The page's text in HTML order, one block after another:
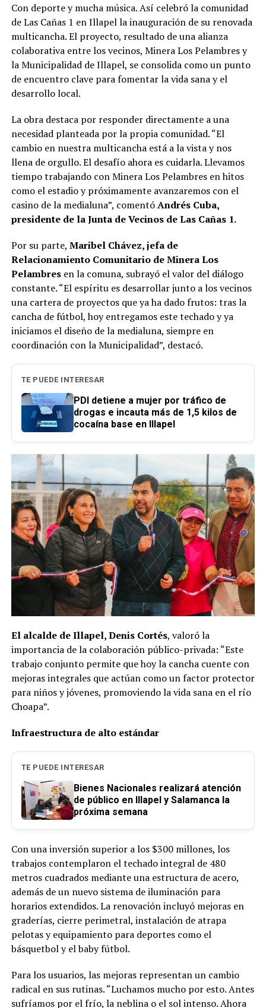
Con deporte y mucha música. Así celebró la comunidad
de Las Cañas 1 en Illapel la inauguración de su renovada
multicancha. El proyecto, resultado de una alianza
colaborativa entre los vecinos, Minera Los Pelambres y
la Municipalidad de Illapel, se consolida como un punto
de encuentro clave para fomentar la vida sana y el
desarrollo local.
La obra destaca por responder directamente a una
necesidad planteada por la propia comunidad. “El
cambio en nuestra multicancha está a la vista y nos
llena de orgullo. El desafío ahora es cuidarla. Llevamos
tiempo trabajando con Minera Los Pelambres en hitos
como el estadio y próximamente avanzaremos con el
casino de la medialuna”, comentóAndrés Cuba,
presidente de la Junta de Vecinos de Las Cañas 1.
Por su parte, Maribel Chávez, jefa de
Relacionamiento Comunitario de Minera Los
Pelambresen la comuna, subrayó el valor del diálogo
constante. “El espíritu es desarrollar junto a los vecinos
una cartera de proyectos que ya ha dado frutos: tras la
cancha de fútbol, hoy entregamos este techado y ya
iniciamos el diseño de la medialuna, siempre en
coordinación con la Municipalidad”, destacó.
TE PUEDE INTERESAR
PDI detiene a mujer por tráfico de
drogas e incauta más de 1,5 kilos de
cocaína base en Illapel
El alcalde de Illapel, Denis Cortés, valoró la
importancia de la colaboración público-privada: “Este
trabajo conjunto permite que hoy la cancha cuente con
mejoras integrales que actúan como un factor protector
para niños y jóvenes, promoviendo la vida sana en el río
Choapa”.
Infraestructura de alto estándar
TE PUEDE INTERESAR
Bienes Nacionales realizará atención
de público en Illapel y Salamanca la
próxima semana
Con una inversión superior a los $300 millones, los
trabajos contemplaron el techado integral de 480
metros cuadrados mediante una estructura de acero,
además de un nuevo sistema de iluminación para
horarios extendidos. La renovación incluyó mejoras en
graderías, cierre perimetral, instalación de atrapa
pelotas y equipamiento para deportes como el
básquetbol y el baby fútbol.
Para los usuarios, las mejoras representan un cambio
radical en sus rutinas. “Luchamos mucho por esto. Antes
sufríamos por el frío, la neblina o el sol intenso. Ahora